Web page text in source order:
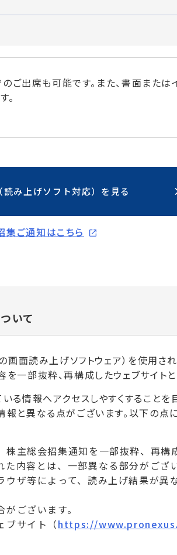
出席も可能です。また、書面また
。
み上げソフト対応）を見る
集ご通知はこちら
いて
画面読み上げソフトウェア）を使用
一部抜粋、再構成したウェブサイトと
る情報へアクセスしやすくすることを
と異なる点がございます。以下の点
主総会招集通知を一部抜粋、再構
内容とは、一部異なる部分がござい
ザ等によって、読み上げ結果が異
ございます。
ブサイト（https://